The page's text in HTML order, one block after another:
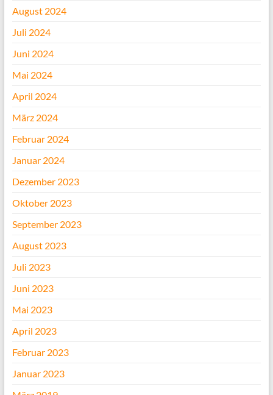
August 2024
Juli 2024
Juni 2024
Mai 2024
April 2024
März 2024
Februar 2024
Januar 2024
Dezember 2023
Oktober 2023
September 2023
August 2023
Juli 2023
Juni 2023
Mai 2023
April 2023
Februar 2023
Januar 2023